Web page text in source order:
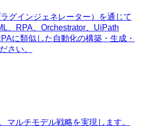
グインジェネレーター）を通じて
、RPA、Orchestrator、UiPath
に類似した自動化の構築・生成・
さい。
ルチモデル戦略を実現します。